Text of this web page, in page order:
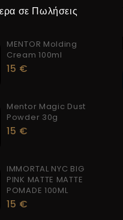
σε Πωλήσεις
MENTOR Molding
Cream 100ml
15 €
Mentor Magic Dust
Powder 30g
15 €
IMMORTAL NYC BIG
PINK MATTE MATTE
POMADE 100ML
15 €